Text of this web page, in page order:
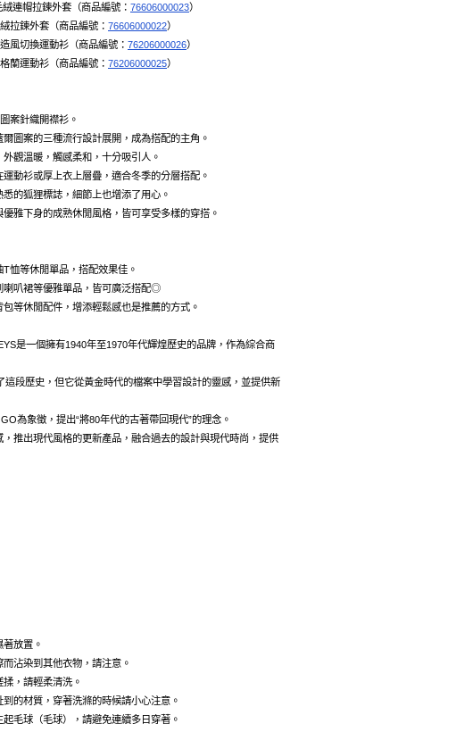
絨連帽拉鍊外套（商品編號： 76606000023）
拉鍊外套（商品編號： 76606000022）
風切換運動衫（商品編號： 76206000026）
蘭運動衫（商品編號： 76206000025）
案針織開襟衫。
圖案的三種流行設計展開，成為搭配的主角。
觀溫暖，觸感柔和，十分吸引人。
動衫或厚上衣上層疊，適合冬季的分層搭配。
的狐狸標誌，細節上也增添了用心。
雅下身的成熟休閒風格，皆可享受多樣的穿搭。
恤等休閒單品，搭配效果佳。
喇叭裙等優雅單品，皆可廣泛搭配◎
等休閒配件，增添輕鬆感也是推薦的方式。
是一個擁有1940年至1970年代輝煌歷史的品牌，作為綜合商
這段歷史，但它從黃金時代的檔案中學習設計的靈感，並提供新
為象徵，提出“將80年代的古著帶回現代”的理念。
推出現代風格的更新產品，融合過去的設計與現代時尚，提供
放置。
沾染到其他衣物，請注意。
，請輕柔清洗。
的材質，穿著洗滌的時候請小心注意。
毛球（毛球），請避免連續多日穿著。